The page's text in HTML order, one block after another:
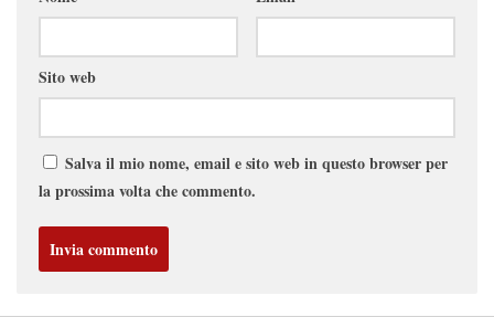
Sito web
Salva il mio nome, email e sito web in questo browser per
la prossima volta che commento.